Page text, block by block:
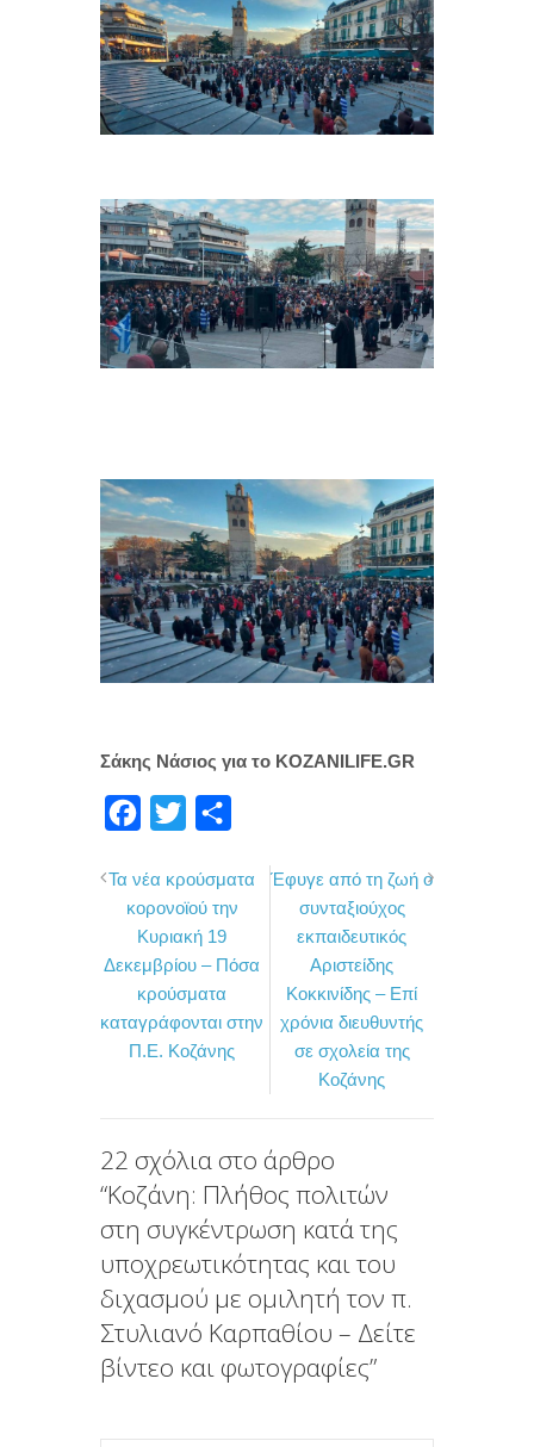
Σάκης Νάσιος για το KOZANILIFE.GR
c
e
b
o
o
k
i
t
t
e
r
ι
ρ
α
τ
ε
ε
Τα νέα κρούσματα
κορονοϊού την
Κυριακή 19
Δεκεμβρίου – Πόσα
κρούσματα
καταγράφονται στην
Π.Ε. Κοζάνης
Έφυγε από τη ζωή ο
συνταξιούχος
εκπαιδευτικός
Αριστείδης
Κοκκινίδης – Επί
χρόνια διευθυντής
σε σχολεία της
Κοζάνης
22 σχόλια στο άρθρο
“Κοζάνη: Πλήθος πολιτών
στη συγκέντρωση κατά της
υποχρεωτικότητας και του
διχασμού με ομιλητή τον π.
Στυλιανό Καρπαθίου – Δείτε
βίντεο και φωτογραφίες”